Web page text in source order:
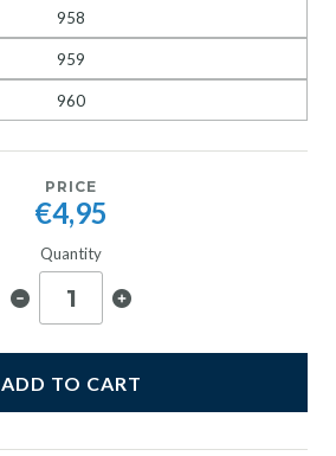
958
959
960
PRICE
€4,95
Quantity
ADD TO CART